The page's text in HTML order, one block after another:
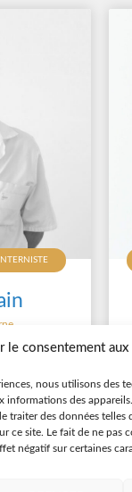
le consentement
nous utilisons des
informations des
traiter des données telles
ce site. Le fait de ne pas
négatif sur certaines